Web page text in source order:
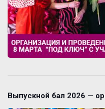
Выпускной бал 2026 —